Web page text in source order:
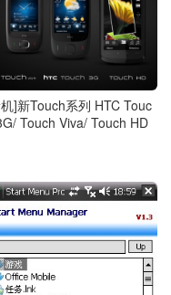
]新Touch系列 HTC Touc
Touch Viva/ Touch HD